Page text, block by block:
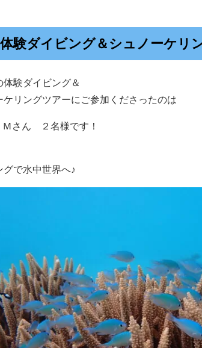
験ダイビング＆シュノーケリ
体験ダイビング＆
ケリングツアーにご参加くださったのは
Ｍさん ２名様です！
グで水中世界へ♪